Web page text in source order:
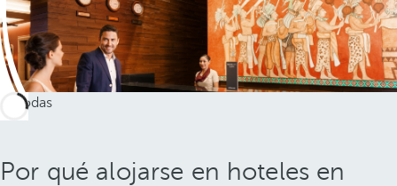
Por qué alojarse en hoteles en